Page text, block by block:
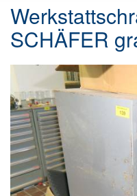
SCHÄFER